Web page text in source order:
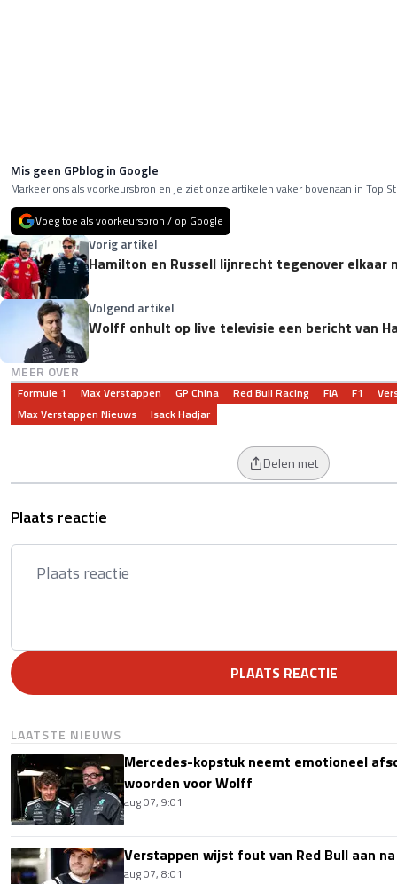
Mis geen GPblog in Google
Markeer ons als voorkeursbron en je ziet onze artikelen vaker bovenaan in Top
Voeg toe als voorkeursbron / op Google
Vorig artikel
Hamilton en Russell lijnrecht tegenover elkaar
Volgend artikel
Wolff onhult op live televisie een bericht van
MEER OVER
Formule 1 Max Verstappen GP China Red Bull Racing FIA F1
Max Verstappen Nieuws
Isack Hadjar
Delen met
Plaats reactie
PLAATS REACTIE
LAATSTE NIEUWS
Mercedes-kopstuk neemt emotioneel
woorden voor Wolff
aug 07, 9:01
Verstappen wijst fout van Red Bull aan
aug 07, 8:01